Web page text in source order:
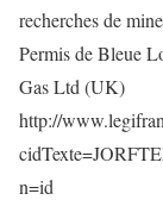
recherches de
Permis de Bleue
Gas Ltd (UK)
http://
n=id